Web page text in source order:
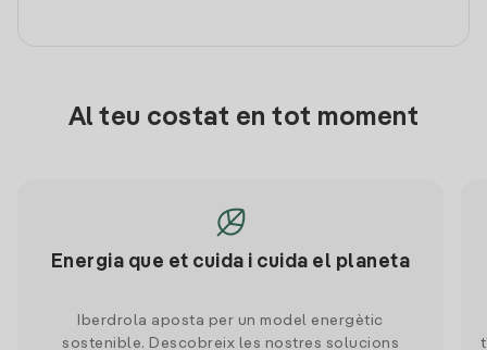
Al teu costat en tot moment
Energia que et cuida i cuida el planeta
Iberdrola aposta per un model energètic
sostenible. Descobreix les nostres solucions